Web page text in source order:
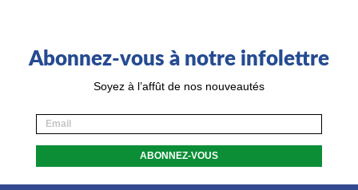
Abonnez-vous à notre infolettre
Soyez à l’affût de nos nouveautés